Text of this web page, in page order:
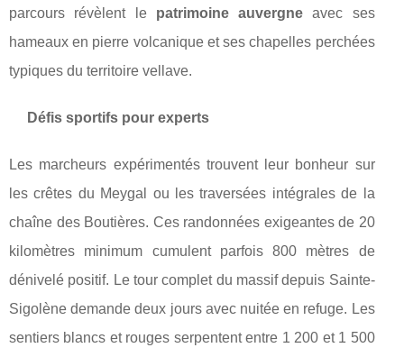
parcours révèlent le patrimoine auvergne avec ses
hameaux en pierre volcanique et ses chapelles perchées
typiques du territoire vellave.
Défis sportifs pour experts
Les marcheurs expérimentés trouvent leur bonheur sur
les crêtes du Meygal ou les traversées intégrales de la
chaîne des Boutières. Ces randonnées exigeantes de 20
kilomètres minimum cumulent parfois 800 mètres de
dénivelé positif. Le tour complet du massif depuis Sainte-
Sigolène demande deux jours avec nuitée en refuge. Les
sentiers blancs et rouges serpentent entre 1 200 et 1 500